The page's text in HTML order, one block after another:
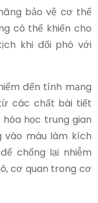
bảo vệ cơ thể
có thể khiến cho
khi đối phó với
đến tính mạng
các chất bài tiết
học trung gian
vào máu làm kích
chống lại nhiễm
cơ quan trong cơ